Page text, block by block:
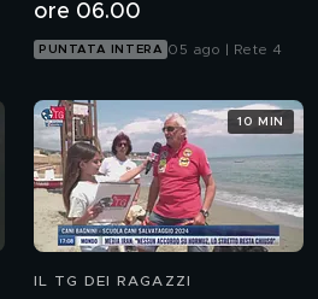
ore 06.00
PUNTATA INTERA 05 ago | Rete 4
IL TG DEI RAGAZZI
10 MIN